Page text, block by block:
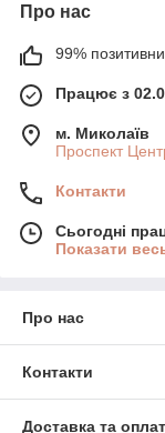
Про нас
99%
Працює з
м. Миколаїв
Проспект
Контакти
Сьогодні
Показати
Про нас
Контакти
Доставка та